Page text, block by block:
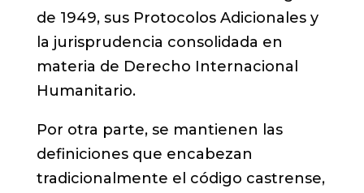
de 1949, sus Protocolos Adicionales y
la jurisprudencia consolidada en
materia de Derecho Internacional
Humanitario.
Por otra parte, se mantienen las
definiciones que encabezan
tradicionalmente el código castrense,